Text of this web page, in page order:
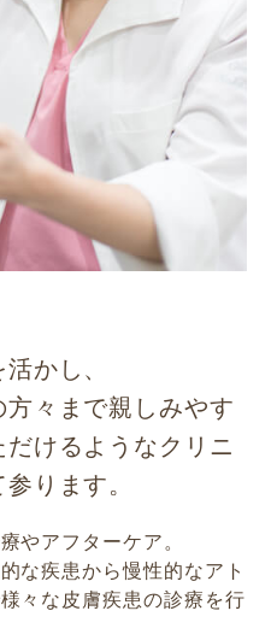
かし、
々まで親しみやす
けるようなクリニ
ります。
やアフターケア。
な疾患から慢性的なアト
様々な皮膚疾患の診療を行